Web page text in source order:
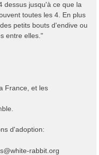
dessus jusqu'à ce que la
toutes les 4. En plus
petits bouts d'endive ou
entre elles."
France, et les
d'adoption:
rabbit.org